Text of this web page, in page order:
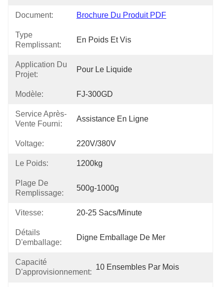
Document: Brochure Du Produit PDF
Type
Remplissant:
En Poids Et Vis
Application Du
Projet:
Pour Le Liquide
Modèle: FJ-300GD
Service Après-
Vente Fourni:
Assistance En Ligne
Voltage: 220V/380V
Le Poids: 1200kg
Plage De
Remplissage:
500g-1000g
Vitesse: 20-25 Sacs/minute
Détails
D'emballage:
Digne Emballage De Mer
Capacité
D'approvisionnement:
10 Ensembles Par Mois